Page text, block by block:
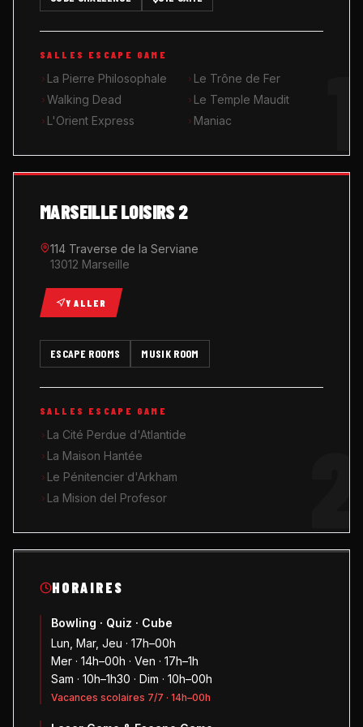
MUSIK ROOM KARAOKÉ
QUIZ GAME
SALLES ESCAPE GAME
La Pierre Philosophale
Le Trône de Fer
Walking Dead
Le Temple Maudit
L'Orient Express
Maniac
HORAIRES
Bowling · Quiz · Cube
Lun, Mar, Jeu · 17h–00h
Mer · 14h–00h · Ven · 17h–1h
Sam · 10h–1h30 · Dim · 10h–00h
Vacances scolaires 7/7 · 14h–00h
MARSEILLE LOISIRS 2
114 Traverse de la Serviane
13012 Marseille
Y ALLER
ESCAPE ROOMS MUSIK ROOM
SALLES ESCAPE GAME
La Cité Perdue d'Atlantide
La Maison Hantée
Le Pénitencier d'Arkham
La Mision del Profesor